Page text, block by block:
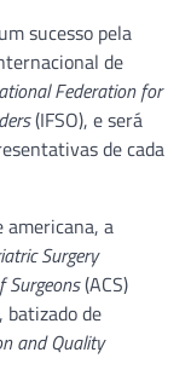
sucesso pela
de
Federation for
(IFSO), e será
de cada
americana, a
Surgery
Surgeons(ACS)
de
and Quality